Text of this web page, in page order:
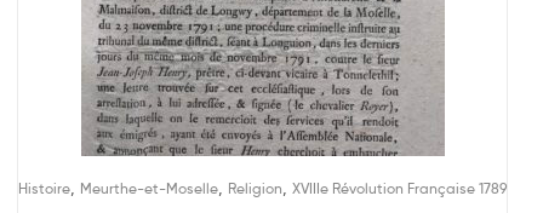
Histoire Meurthe-et-Moselle Religion XVIIIe Révolution Française 1789